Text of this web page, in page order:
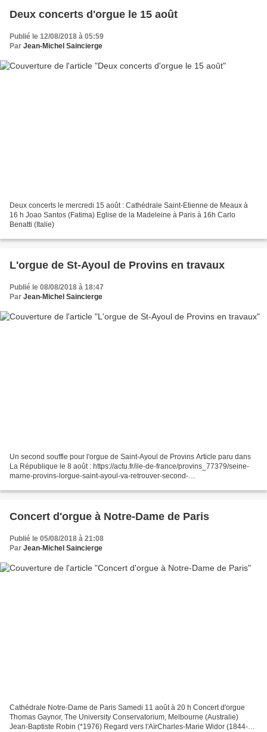
Deux concerts d'orgue le 15 août
Publié le 12/08/2018 à 05:59
Par Jean-Michel Saincierge
Deux concerts le mercredi 15 août : Cathédrale Saint-Etienne de Meaux à
16 h Joao Santos (Fatima) Eglise de la Madeleine à Paris à 16h Carlo
Benatti (Italie)
L'orgue de St-Ayoul de Provins en travaux
Publié le 08/08/2018 à 18:47
Par Jean-Michel Saincierge
Un second souffle pour l'orgue de Saint-Ayoul de Provins Article paru dans
La République le 8 août : https://actu.fr/ile-de-france/provins_77379/seine-
marne-provins-lorgue-saint-ayoul-va-retrouver-second-
Concert d'orgue à Notre-Dame de Paris
Publié le 05/08/2018 à 21:08
Par Jean-Michel Saincierge
Cathédrale Notre-Dame de Paris Samedi 11 août à 20 h Concert d'orgue
Thomas Gaynor, The University Conservatorium, Melbourne (Australie)
Jean-Baptiste Robin (*1976) Regard vers l'AïrCharles-Marie Widor (1844-